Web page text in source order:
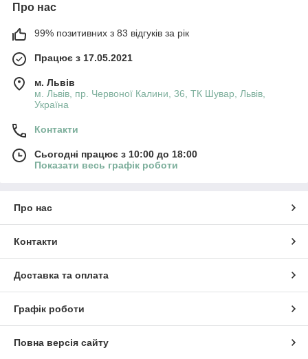
Про нас
99% позитивних з 83 відгуків за рік
Працює з 17.05.2021
м. Львів
м. Львів, пр. Червоної Калини, 36, ТК Шувар, Львів,
Україна
Контакти
Сьогодні працює з 10:00 до 18:00
Показати весь графік роботи
Про нас
Контакти
Доставка та оплата
Графік роботи
Повна версія сайту